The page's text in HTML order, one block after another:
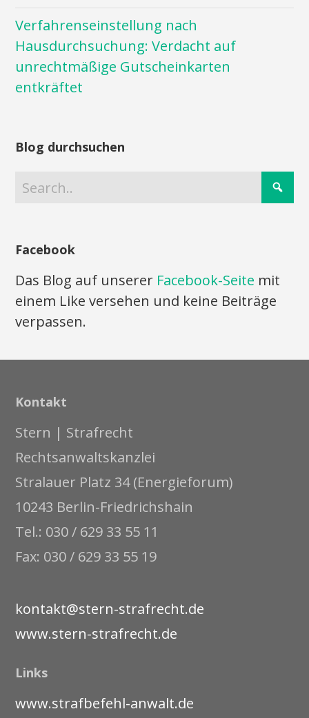
Verfahrenseinstellung nach
Hausdurchsuchung: Verdacht auf
unrechtmäßige Gutscheinkarten
entkräftet
Blog durchsuchen
Facebook
Das Blog auf unserer Facebook-Seite mit
einem Like versehen und keine Beiträge
verpassen.
Kontakt
Stern | Strafrecht
Rechtsanwaltskanzlei
Stralauer Platz 34 (Energieforum)
10243 Berlin-Friedrichshain
Tel.: 030 / 629 33 55 11
Fax: 030 / 629 33 55 19
kontakt@stern-strafrecht.de
www.stern-strafrecht.de
Links
www.strafbefehl-anwalt.de